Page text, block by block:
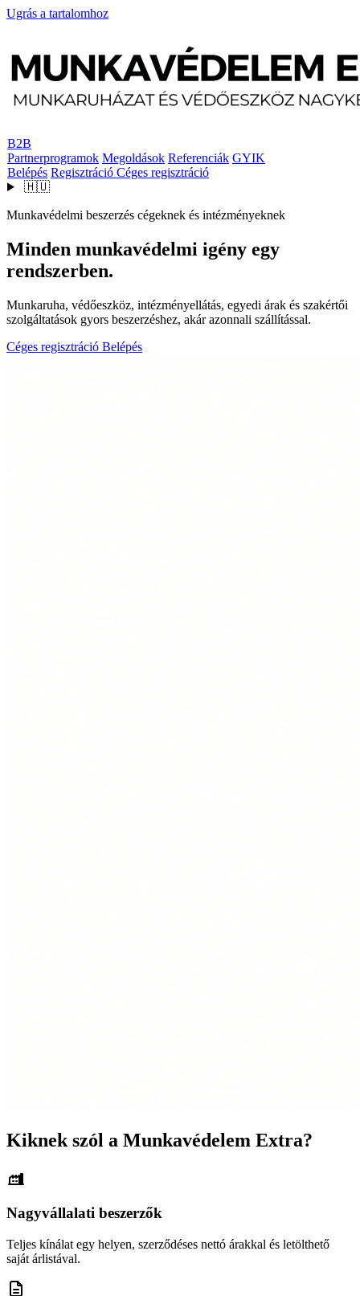
Ugrás a tartalomhoz
B2B
Partnerprogramok Megoldások Referenciák GYIK
Belépés Regisztráció Céges regisztráció
🇭🇺
Munkavédelmi beszerzés cégeknek és intézményeknek
Minden munkavédelmi igény egy
rendszerben.
Munkaruha, védőeszköz, intézményellátás, egyedi árak és szakértői
szolgáltatások gyors beszerzéshez, akár azonnali szállítással.
Céges regisztráció Belépés
Kiknek szól a Munkavédelem Extra?
Nagyvállalati beszerzők
Teljes kínálat egy helyen, szerződéses nettó árakkal és letölthető
saját árlistával.